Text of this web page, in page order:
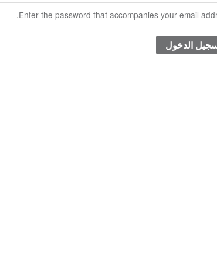
Enter the password that accompanies your email